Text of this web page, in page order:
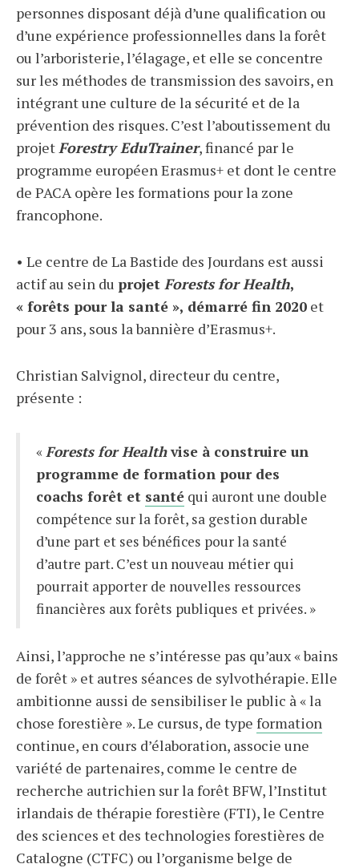
personnes disposant déjà d’une qualification ou
d’une expérience professionnelles dans la forêt
ou l’arboristerie, l’élagage, et elle se concentre
sur les méthodes de transmission des savoirs, en
intégrant une culture de la sécurité et de la
prévention des risques. C’est l’aboutissement du
projetForestry EduTrainer, financé par le
programme européen Erasmus+ et dont le centre
de PACA opère les formations pour la zone
francophone.
• Le centre de La Bastide des Jourdans est aussi
actif au sein du projet Forests for Health,
« forêts pour la santé », démarré fin 2020 et
pour 3 ans, sous la bannière d’Erasmus+.
Christian Salvignol, directeur du centre,
présente :
«Forests for Healthvise à construire un
programme de formation pour des
coachs forêt et santé qui auront une double
compétence sur la forêt, sa gestion durable
d’une part et ses bénéfices pour la santé
d’autre part. C’est un nouveau métier qui
pourrait apporter de nouvelles ressources
financières aux forêts publiques et privées. »
Ainsi, l’approche ne s’intéresse pas qu’aux « bains
de forêt » et autres séances de sylvothérapie. Elle
ambitionne aussi de sensibiliser le public à « la
chose forestière ». Le cursus, de type formation
continue, en cours d’élaboration, associe une
variété de partenaires, comme le centre de
recherche autrichien sur la forêt BFW, l’Institut
irlandais de thérapie forestière (FTI), le Centre
des sciences et des technologies forestières de
Catalogne (CTFC) ou l’organisme belge de